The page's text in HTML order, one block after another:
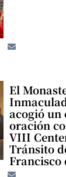
El
acogió un
oración
VIII
Tránsito
Francisco